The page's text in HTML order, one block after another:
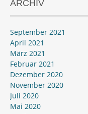
ARCHIV
September 2021
April 2021
März 2021
Februar 2021
Dezember 2020
November 2020
Juli 2020
Mai 2020